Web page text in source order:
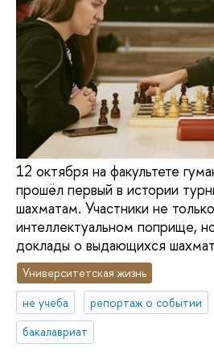
12 октября на факультете
прошёл первый в истории
шахматам. Участники не
интеллектуальном поприще,
доклады о выдающихся
Университетская жизнь
не учеба
репортаж о событии
бакалавриат